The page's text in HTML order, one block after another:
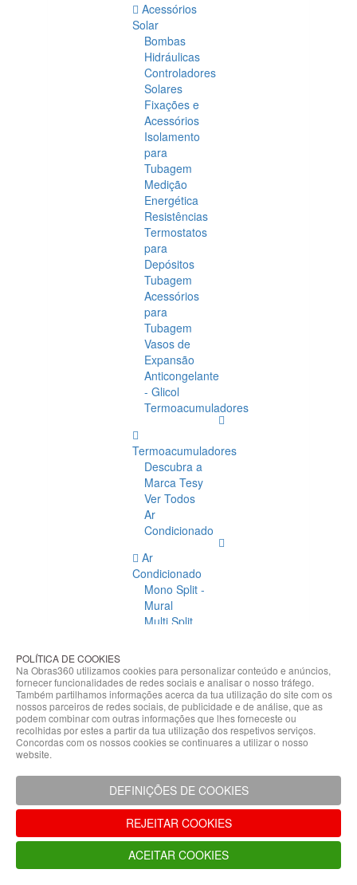
Acessórios
Solar
Bombas
Hidráulicas
Controladores
Solares
Fixações e
Acessórios
Isolamento
para
Tubagem
Medição
Energética
Resistências
Termostatos
para
Depósitos
Tubagem
Acessórios
para
Tubagem
Vasos de
Expansão
Anticongelante
- Glicol
Termoacumuladores
Termoacumuladores
Descubra a
Marca Tesy
Ver Todos
Ar
Condicionado
Ar
Condicionado
Mono Split -
Mural
Multi Split
Condicionado
Acessórios
Climatização
Acessórios
Climatização
Hidráulicas
Controladores
Fixações e
Acessórios
Isolamento
para
Tubagem
POLÍTICA DE COOKIES
Na Obras360 utilizamos cookies para personalizar conteúdo e anúncios,
fornecer funcionalidades de redes sociais e analisar o nosso tráfego.
Também partilhamos informações acerca da tua utilização do site com os
nossos parceiros de redes sociais, de publicidade e de análise, que as
podem combinar com outras informações que lhes forneceste ou
recolhidas por estes a partir da tua utilização dos respetivos serviços.
Concordas com os nossos cookies se continuares a utilizar o nosso
website.
DEFINIÇÕES DE COOKIES
REJEITAR COOKIES
ACEITAR COOKIES